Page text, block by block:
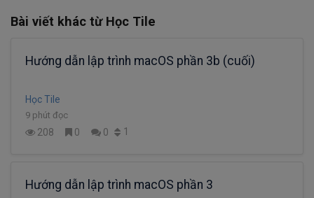
Bài viết khác từ Học Tile
Hướng dẫn lập trình macOS phần 3b (cuối)
Học Tile
9 phút đọc
208 0 0 1
Hướng dẫn lập trình macOS phần 3